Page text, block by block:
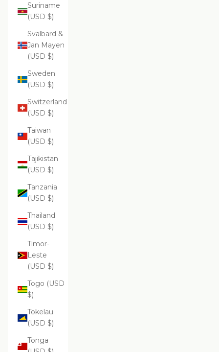
Suriname
(USD $)
Svalbard &
Jan Mayen
(USD $)
Sweden
(USD $)
Switzerland
(USD $)
Taiwan
(USD $)
Tajikistan
(USD $)
Tanzania
(USD $)
Thailand
(USD $)
Timor-
Leste
(USD $)
Togo (USD
$)
Tokelau
(USD $)
Tonga